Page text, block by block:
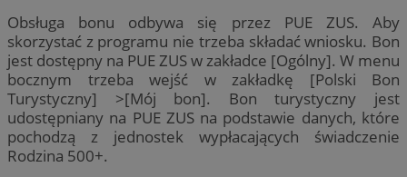
Obsługa bonu odbywa się przez PUE ZUS. Aby
skorzystać z programu nie trzeba składać wniosku. Bon
jest dostępny na PUE ZUS w zakładce [Ogólny]. W menu
bocznym trzeba wejść w zakładkę [Polski Bon
Turystyczny] >[Mój bon]. Bon turystyczny jest
udostępniany na PUE ZUS na podstawie danych, które
pochodzą z jednostek wypłacających świadczenie
Rodzina 500+.